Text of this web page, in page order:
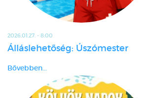
2026.01.27. - 8:00
Álláslehetőség: Úszómester
Bővebben...